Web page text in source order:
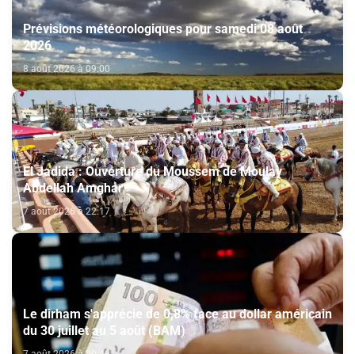
Prévisions météorologiques pour samedi 08 août
2026
8 août 2026 à 09:00
El Jadida : Ouverture du Moussem de Moulay
Abdellah Amghar
7 août 2026 à 22:17
Le dirham s'apprécie de 0,8% face au dollar américain
du 30 juillet au 5 août (BAM)